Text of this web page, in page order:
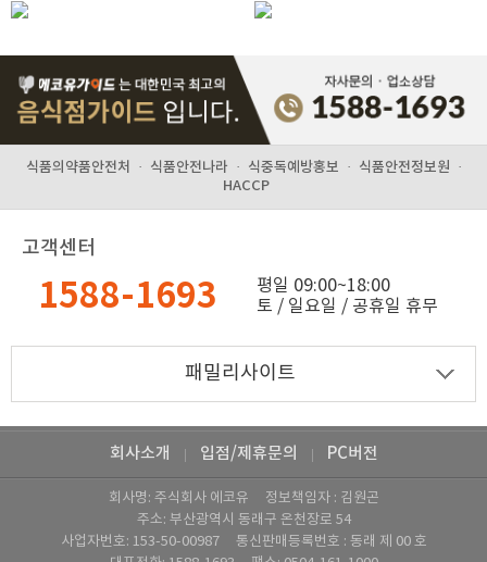
식품의약품안전처 · 식품안전나라 · 식중독예방홍보 · 식품안전정보원 ·
HACCP
고객센터
1588-1693
평일 09:00~18:00
토 / 일요일 / 공휴일 휴무
회사소개 입점/제휴문의 PC버전
회사명: 주식회사 에코유 정보책임자 : 김원곤
주소: 부산광역시 동래구 온천장로 54
사업자번호: ‍153-50-00987 통신판매등록번호 : 동래 제 00 호